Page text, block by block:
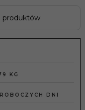
produktów
KG
DNI